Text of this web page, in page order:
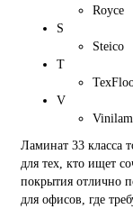
Royce
S
Steico
T
V
Vinilam
Ламинат 33 класса
для тех, кто ищет
покрытия отлично
для офисов, где